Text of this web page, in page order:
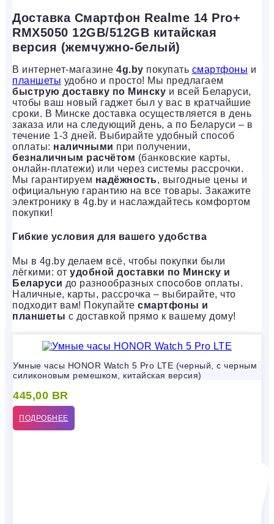
Доставка Смартфон Realme 14 Pro+
RMX5050 12GB/512GB китайская
версия (жемчужно-белый)
В интернет-магазине 4g.by покупать смартфоны и
планшеты удобно и просто! Мы предлагаем
быструю доставку по Минску и всей Беларуси,
чтобы ваш новый гаджет был у вас в кратчайшие
сроки. В Минске доставка осуществляется в день
заказа или на следующий день, а по Беларуси – в
течение 1-3 дней. Выбирайте удобный способ
оплаты: наличными при получении,
безналичным расчётом (банковские карты,
онлайн-платежи) или через системы рассрочки.
Мы гарантируем надёжность, выгодные цены и
официальную гарантию на все товары. Закажите
электронику в 4g.by и наслаждайтесь комфортом
покупки!
Гибкие условия для вашего удобства
Мы в 4g.by делаем всё, чтобы покупки были
лёгкими: от удобной доставки по Минску и
Беларуси до разнообразных способов оплаты.
Наличные, карты, рассрочка – выбирайте, что
подходит вам! Покупайте смартфоны и
планшеты с доставкой прямо к вашему дому!
Умные часы HONOR Watch 5 Pro LTE (черный, с черным
силиконовым ремешком, китайская версия)
445,00 BR
ПОДРОБНЕЕ